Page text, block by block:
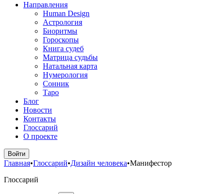
Направления
Human Design
Астрология
Биоритмы
Гороскопы
Книга судеб
Матрица судьбы
Натальная карта
Нумерология
Сонник
Таро
Блог
Новости
Контакты
Глоссарий
О проекте
Войти
Главная•Глоссарий•Дизайн человека•Манифестор
Глоссарий